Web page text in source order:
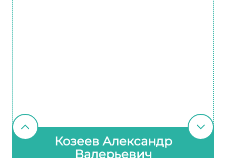
Козеев Александр
Валерьевич